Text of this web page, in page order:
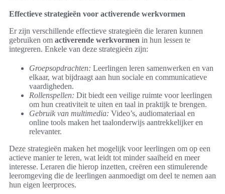
Effectieve strategieën voor activerende werkvormen
Er zijn verschillende effectieve strategieën die leraren kunnen
gebruiken om activerende werkvormen in hun lessen te
integreren. Enkele van deze strategieën zijn:
Groepsopdrachten: Leerlingen leren samenwerken en van
elkaar, wat bijdraagt aan hun sociale en communicatieve
vaardigheden.
Rollenspellen: Dit biedt een veilige ruimte voor leerlingen
om hun creativiteit te uiten en taal in praktijk te brengen.
Gebruik van multimedia: Video’s, audiomateriaal en
online tools maken het taalonderwijs aantrekkelijker en
relevanter.
Deze strategieën maken het mogelijk voor leerlingen om op een
actieve manier te leren, wat leidt tot minder saaiheid en meer
interesse. Leraren die hierop inzetten, creëren een stimulerende
leeromgeving die de leerlingen aanmoedigt om deel te nemen aan
hun eigen leerproces.